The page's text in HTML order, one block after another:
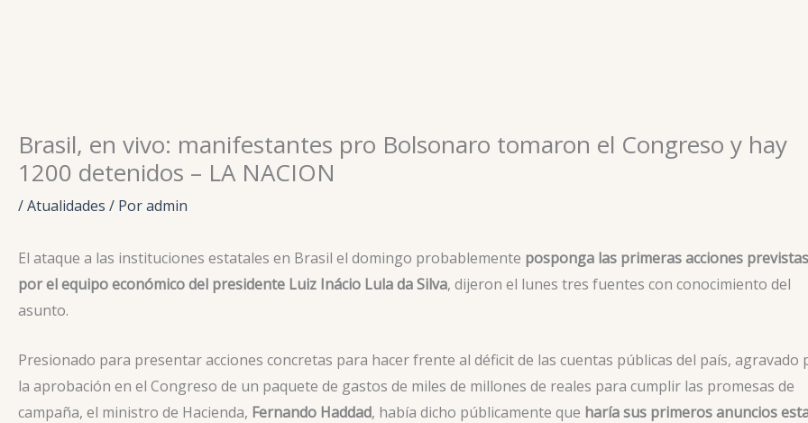
Brasil, en vivo: manifestantes pro Bolsonaro tomaron el Congreso y hay
1200 detenidos – LA NACION
/Atualidades / Poradmin
El ataque a las instituciones estatales en Brasil el domingo probablemente posponga las primeras acciones previstas
por el equipo económico del presidente Luiz Inácio Lula da Silva, dijeron el lunes tres fuentes con conocimiento del
asunto.
Presionado para presentar acciones concretas para hacer frente al déficit de las cuentas públicas del país, agravado
la aprobación en el Congreso de un paquete de gastos de miles de millones de reales para cumplir las promesas de
campaña, el ministro de Hacienda, Fernando Haddad, había dicho públicamente que haría sus primeros anuncios